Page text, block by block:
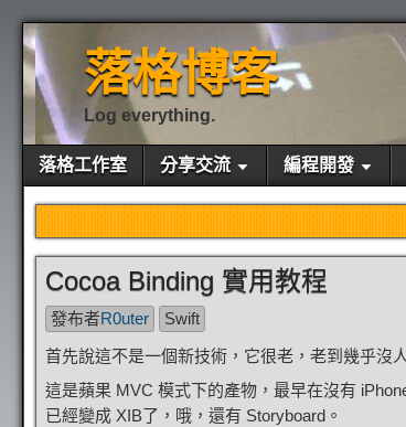
落格博客
Log everything.
落格工作室 分享交流 編程開發
Cocoa Binding 實用教程
發布者R0uter
Swift
首先說這不是一個新技術，它很老，老到幾乎沒
這是蘋果 MVC 模式下的產物，最早在沒有
已經變成 XIB了，哦，還有 Storyboard。